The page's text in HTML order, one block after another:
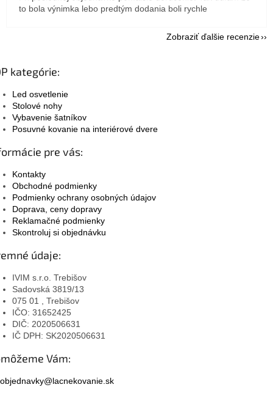
to bola výnimka lebo predtým dodania boli rychle
Zobraziť ďalšie recenzie
kategórie:
Led osvetlenie
Stolové nohy
Vybavenie šatníkov
Posuvné kovanie na interiérové dvere
pre vás:
Kontakty
Obchodné podmienky
Podmienky ochrany osobných údajov
Doprava, ceny dopravy
Reklamačné podmienky
Skontroluj si objednávku
údaje:
IVIM s.r.o. Trebišov
Sadovská 3819/13
075 01 , Trebišov
IČO: 31652425
DIČ: 2020506631
IČ DPH: SK2020506631
Vám:
objednavky@lacnekovanie.sk